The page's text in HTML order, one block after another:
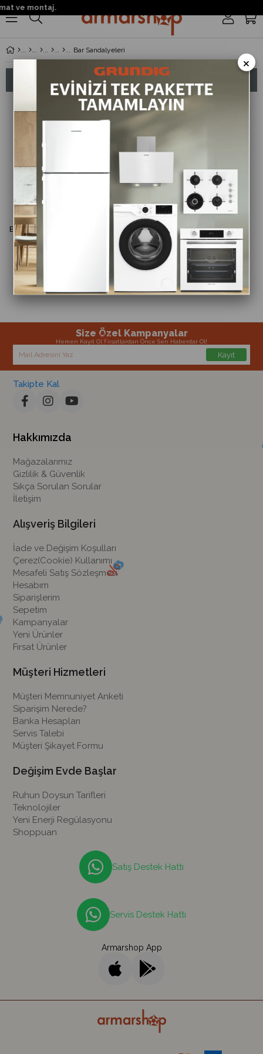
Bar Sandalyeleri
Sıralama
Bella Rainbow Plastik Kolsuz Bar
Sandalyesi Beyaz
%13
Size Özel Kampanyalar
Hemen Kayıt Ol Fırsatlardan Önce Sen Haberdar Ol!
Kayıt
Takipte Kal
Hakkımızda
Mağazalarımız
Gizlilik & Güvenlik
Sıkça Sorulan Sorular
İletişim
Alışveriş Bilgileri
İade ve Değişim Koşulları
Çerez(Cookie) Kullanımı
Mesafeli Satış Sözleşmesi
Hesabım
Siparişlerim
Sepetim
Kampanyalar
Yeni Ürünler
Fırsat Ürünler
Müşteri Hizmetleri
Müşteri Memnuniyet Anketi
Siparişim Nerede?
Banka Hesapları
Servis Talebi
Müşteri Şikayet Formu
Değişim Evde Başlar
Ruhun Doysun Tarifleri
Teknolojiler
Yeni Enerji Regülasyonu
Shoppuan
Satış Destek Hattı
Servis Destek Hattı
Armarshop App
ve montaj.
×